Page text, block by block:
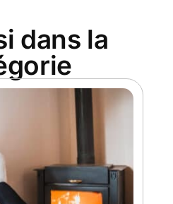
dans la